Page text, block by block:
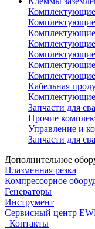
Комплектующие
Кабельная
Комплектующие
Запчасти для
Прочие
Управление и
Запчасти для
Дополнительное
Плазменная резка
Компрессорное
Генераторы
Инструмент
Сервисный центр
Контакты